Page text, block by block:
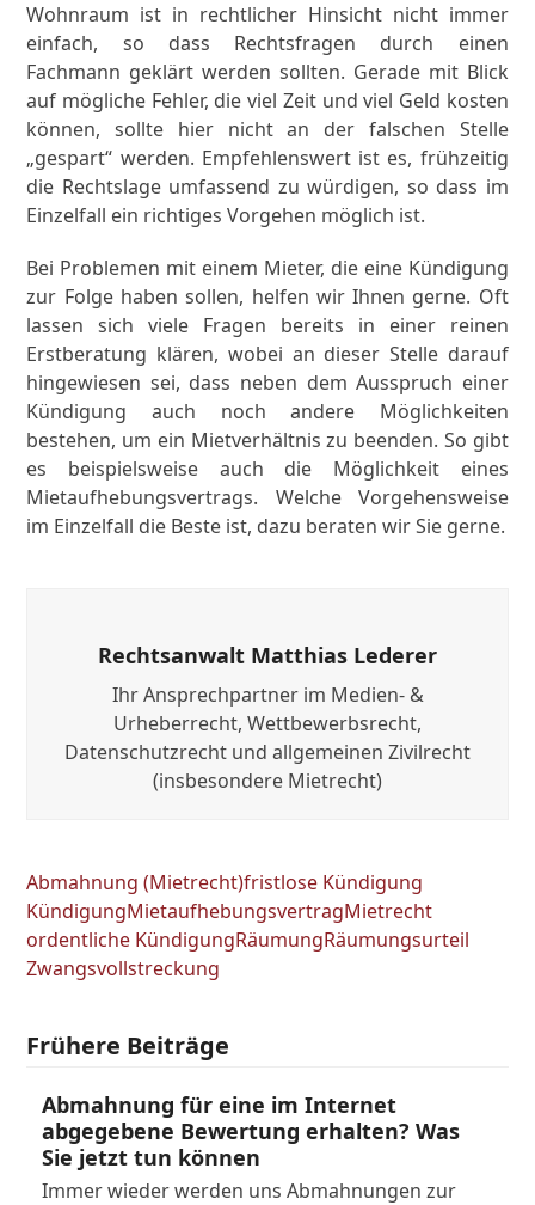
Wohnraum ist in rechtlicher Hinsicht nicht immer
einfach, so dass Rechtsfragen durch einen
Fachmann geklärt werden sollten. Gerade mit Blick
auf mögliche Fehler, die viel Zeit und viel Geld kosten
können, sollte hier nicht an der falschen Stelle
„gespart“ werden. Empfehlenswert ist es, frühzeitig
die Rechtslage umfassend zu würdigen, so dass im
Einzelfall ein richtiges Vorgehen möglich ist.
Bei Problemen mit einem Mieter, die eine Kündigung
zur Folge haben sollen, helfen wir Ihnen gerne. Oft
lassen sich viele Fragen bereits in einer reinen
Erstberatung klären, wobei an dieser Stelle darauf
hingewiesen sei, dass neben dem Ausspruch einer
Kündigung auch noch andere Möglichkeiten
bestehen, um ein Mietverhältnis zu beenden. So gibt
es beispielsweise auch die Möglichkeit eines
Mietaufhebungsvertrags. Welche Vorgehensweise
im Einzelfall die Beste ist, dazu beraten wir Sie gerne.
Rechtsanwalt Matthias Lederer
Ihr Ansprechpartner im Medien- &
Urheberrecht, Wettbewerbsrecht,
Datenschutzrecht und allgemeinen Zivilrecht
(insbesondere Mietrecht)
Abmahnung (Mietrecht)fristlose Kündigung
KündigungMietaufhebungsvertragMietrecht
ordentliche KündigungRäumungRäumungsurteil
Zwangsvollstreckung
Frühere Beiträge
Abmahnung für eine im Internet
abgegebene Bewertung erhalten? Was
Sie jetzt tun können
Immer wieder werden uns Abmahnungen zur